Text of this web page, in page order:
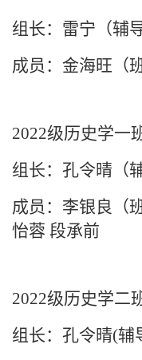
组长：雷宁（辅
成员：金海旺（
2022级历史学一
组长：孔令晴（
成员：李银良（
怡蓉 段承前
2022级历史学二
组长：孔令晴(辅